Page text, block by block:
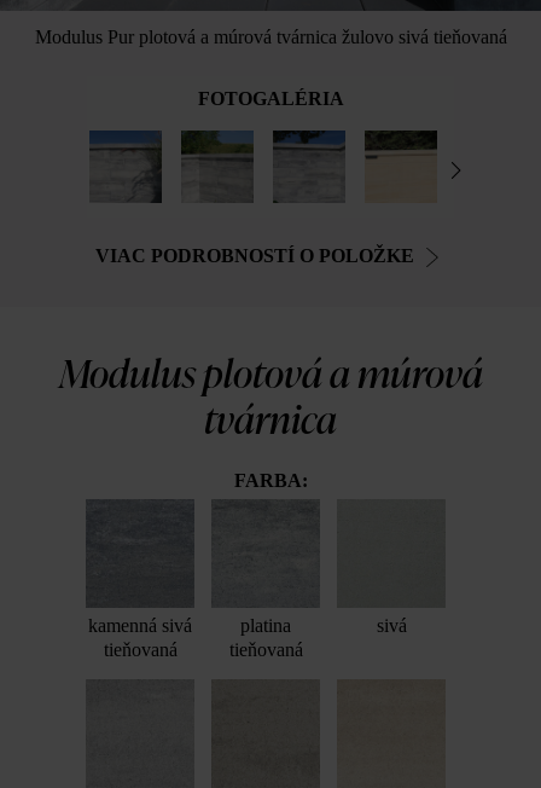
Modulus Pur plotová a múrová tvárnica žulovo sivá tieňovaná
FOTOGALÉRIA
VIAC PODROBNOSTÍ O POLOŽKE
Modulus plotová a múrová
tvárnica
FARBA:
kamenná sivá
tieňovaná
platina
tieňovaná
sivá